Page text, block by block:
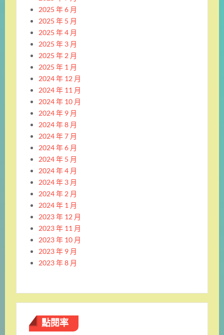
2025 年 6 月
2025 年 5 月
2025 年 4 月
2025 年 3 月
2025 年 2 月
2025 年 1 月
2024 年 12 月
2024 年 11 月
2024 年 10 月
2024 年 9 月
2024 年 8 月
2024 年 7 月
2024 年 6 月
2024 年 5 月
2024 年 4 月
2024 年 3 月
2024 年 2 月
2024 年 1 月
2023 年 12 月
2023 年 11 月
2023 年 10 月
2023 年 9 月
2023 年 8 月
點閱率